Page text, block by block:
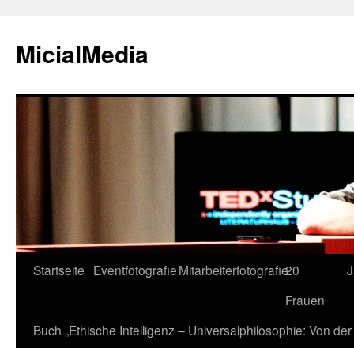
MicialMedia
Zum
springen
Startseite EventfotografieMitarbeiterfotografie20
Frauen
Buch „Ethische Intelligenz – Universalphilosophie: Von